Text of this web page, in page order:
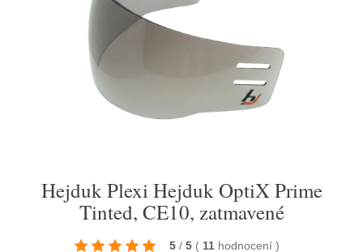
Hejduk Plexi Hejduk OptiX Prime
Tinted, CE10, zatmavené
5 / 5 ( 11 hodnocení )